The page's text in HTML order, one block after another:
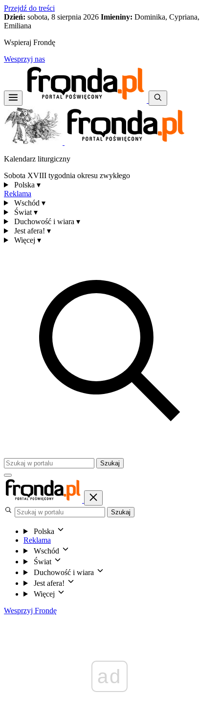
Przejdź do treści
Dzień: sobota, 8 sierpnia 2026 Imieniny: Dominika, Cypriana,
Emiliana
Wspieraj Frondę
Wesprzyj nas
Kalendarz liturgiczny
Sobota XVIII tygodnia okresu zwykłego
Polska ▾
Reklama
Wschód ▾
Świat ▾
Duchowość i wiara ▾
Jest afera! ▾
Więcej ▾
Szukaj
Szukaj
Polska
Reklama
Wschód
Świat
Duchowość i wiara
Jest afera!
Więcej
Wesprzyj Frondę
ad